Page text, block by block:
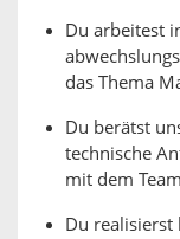
Du arbeitest
das Thema
Du berätst
technische
mit dem
Du realisierst